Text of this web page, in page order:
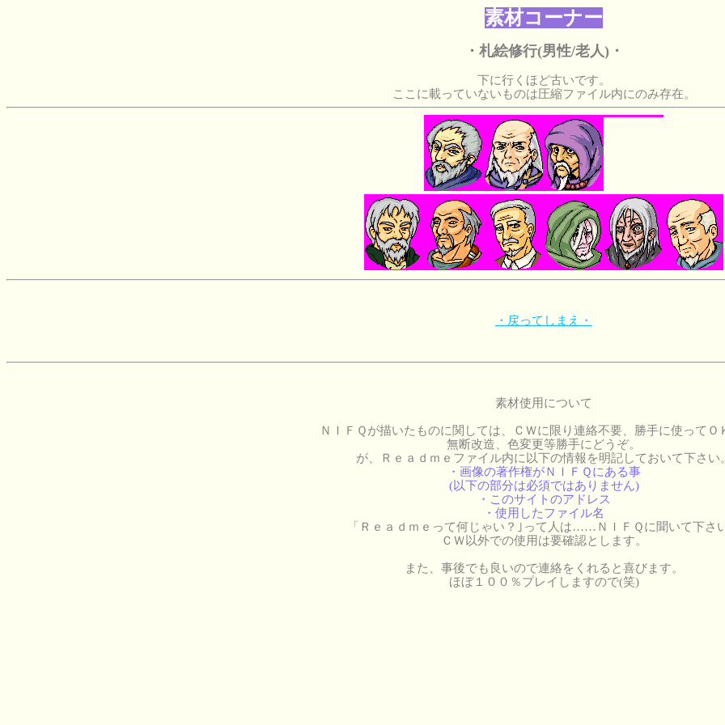
素材コーナー
・札絵修行(男性/老人)・
下に行くほど古いです。
ここに載っていないものは圧縮ファイル内にのみ存在。
・戻ってしまえ・
素材使用について
ＮＩＦＱが描いたものに関しては、ＣＷに限り連絡不要、勝手に使ってＯ
無断改造、色変更等勝手にどうぞ。
が、Ｒｅａｄｍｅファイル内に以下の情報を明記しておいて下さい。
・画像の著作権がＮＩＦＱにある事
(以下の部分は必須ではありません)
・このサイトのアドレス
・使用したファイル名
「Ｒｅａｄｍｅって何じゃい？｣って人は……ＮＩＦＱに聞いて下さい
ＣＷ以外での使用は要確認とします。
また、事後でも良いので連絡をくれると喜びます。
ほぼ１００％プレイしますので(笑)